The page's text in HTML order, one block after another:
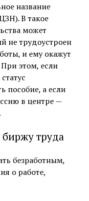
название
В такое
может
не трудоустроен
и ему окажут
этом, если
пособие, а если
в центре —
биржу труда
безработным,
о работе,